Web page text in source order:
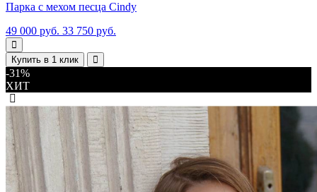
Парка с мехом песца Cindy
49 000 руб. 33 750 руб.
Купить в 1 клик
-31%
ХИТ